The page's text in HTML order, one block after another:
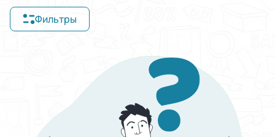
Фильтры
Выберите группу категорий
Выберите категорию
Культура, музыка и шоу-бизнес